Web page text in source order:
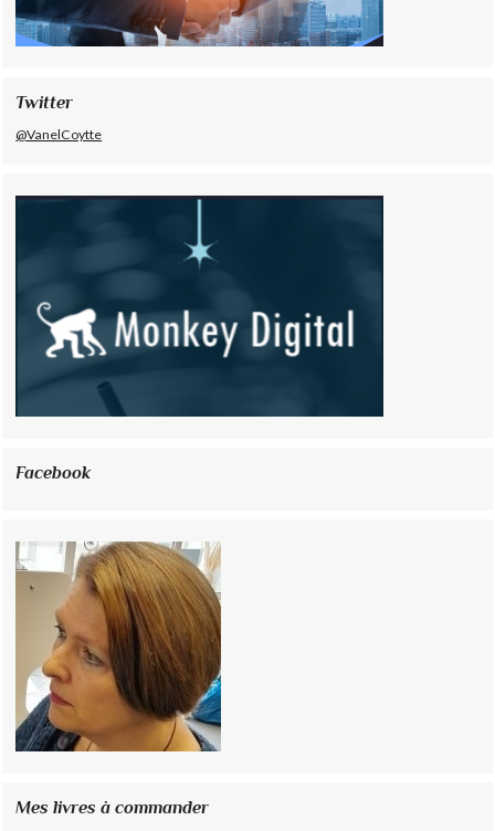
Twitter
@VanelCoytte
Facebook
Mes livres à commander